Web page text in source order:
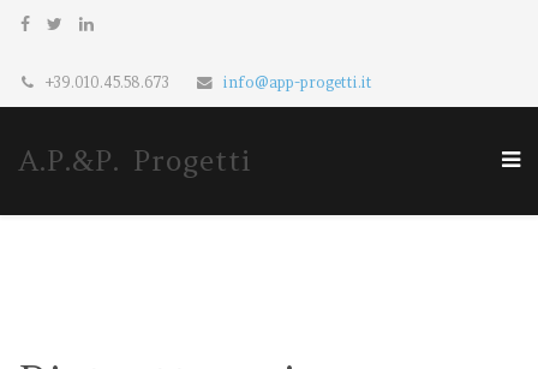
+39.010.45.58.673 info@app-progetti.it
A.P.&P. Progetti